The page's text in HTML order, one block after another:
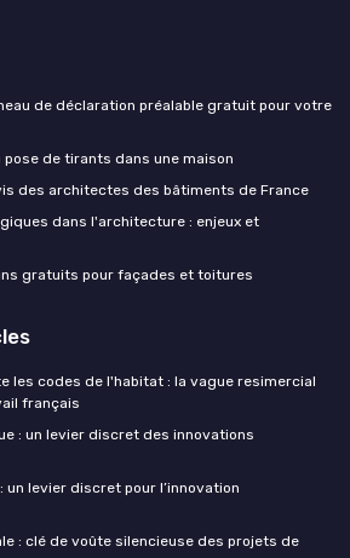
de déclaration préalable gratuit pour votre
de tirants dans une maison
des architectes des bâtiments de France
dans l'architecture : enjeux et
gratuits pour façades et toitures
les codes de l'habitat : la vague resimercial
français
: un levier discret des innovations
un levier discret pour l’innovation
: clé de voûte silencieuse des projets de